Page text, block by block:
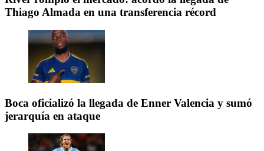
Thiago Almada en una transferencia récord
Boca oficializó la llegada de Enner Valencia y sumó
jerarquía en ataque